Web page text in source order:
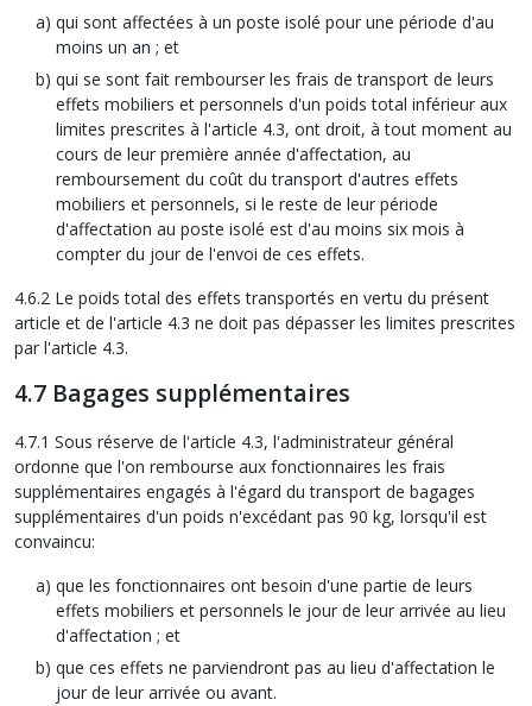
qui sont affectées à un poste isolé pour une période d'au
moins un an ; et
qui se sont fait rembourser les frais de transport de leurs
effets mobiliers et personnels d'un poids total inférieur aux
limites prescrites à l'article 4.3, ont droit, à tout moment au
cours de leur première année d'affectation, au
remboursement du coût du transport d'autres effets
mobiliers et personnels, si le reste de leur période
d'affectation au poste isolé est d'au moins six mois à
compter du jour de l'envoi de ces effets.
4.6.2 Le poids total des effets transportés en vertu du présent
article et de l'article 4.3 ne doit pas dépasser les limites prescrites
par l'article 4.3.
4.7 Bagages supplémentaires
4.7.1 Sous réserve de l'article 4.3, l'administrateur général
ordonne que l'on rembourse aux fonctionnaires les frais
supplémentaires engagés à l'égard du transport de bagages
supplémentaires d'un poids n'excédant pas 90 kg, lorsqu'il est
convaincu:
que les fonctionnaires ont besoin d'une partie de leurs
effets mobiliers et personnels le jour de leur arrivée au lieu
d'affectation ; et
que ces effets ne parviendront pas au lieu d'affectation le
jour de leur arrivée ou avant.